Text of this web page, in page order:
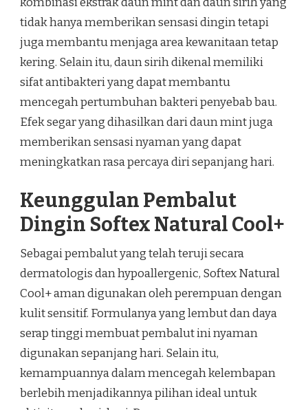
tidak hanya memberikan sensasi dingin tetapi
juga membantu menjaga area kewanitaan tetap
kering. Selain itu, daun sirih dikenal memiliki
sifat antibakteri yang dapat membantu
mencegah pertumbuhan bakteri penyebab bau.
Efek segar yang dihasilkan dari daun mint juga
memberikan sensasi nyaman yang dapat
meningkatkan rasa percaya diri sepanjang hari.
Keunggulan Pembalut
Dingin Softex Natural Cool+
Sebagai pembalut yang telah teruji secara
dermatologis dan hypoallergenic, Softex Natural
Cool+ aman digunakan oleh perempuan dengan
kulit sensitif. Formulanya yang lembut dan daya
serap tinggi membuat pembalut ini nyaman
digunakan sepanjang hari. Selain itu,
kemampuannya dalam mencegah kelembapan
berlebih menjadikannya pilihan ideal untuk